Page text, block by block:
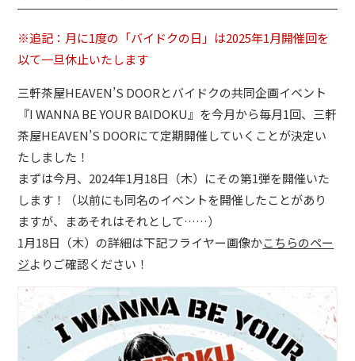
VIDEO
※追記：月に1度の「バイドクの日」は2025年1月開催回を
以て一旦休止いたします
三軒茶屋HEAVEN’S DOORとバイドクの共同企画イベント
『I WANNA BE YOUR BAIDOKU』を今月から毎月1回、三軒
茶屋HEAVEN’S DOORにて定期開催していくことが決定い
たしました！
まずは今月、2024年1月18日（木）にその第1弾を開催いた
します！（以前にも同名のイベントを開催したことがあり
ますが、まあそれはそれとして……）
1月18日（木）の詳細は下記フライヤー画像かこちらのペー
ジよりご確認ください！